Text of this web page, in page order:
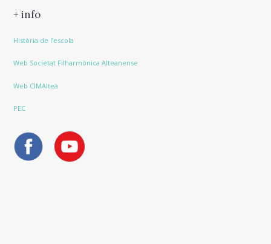
+ info
Història de l’escola
Web Societat Filharmònica Alteanense
Web CIMAltea
PEC